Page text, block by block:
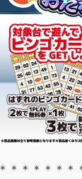
＊＊＊＊＊＊＊